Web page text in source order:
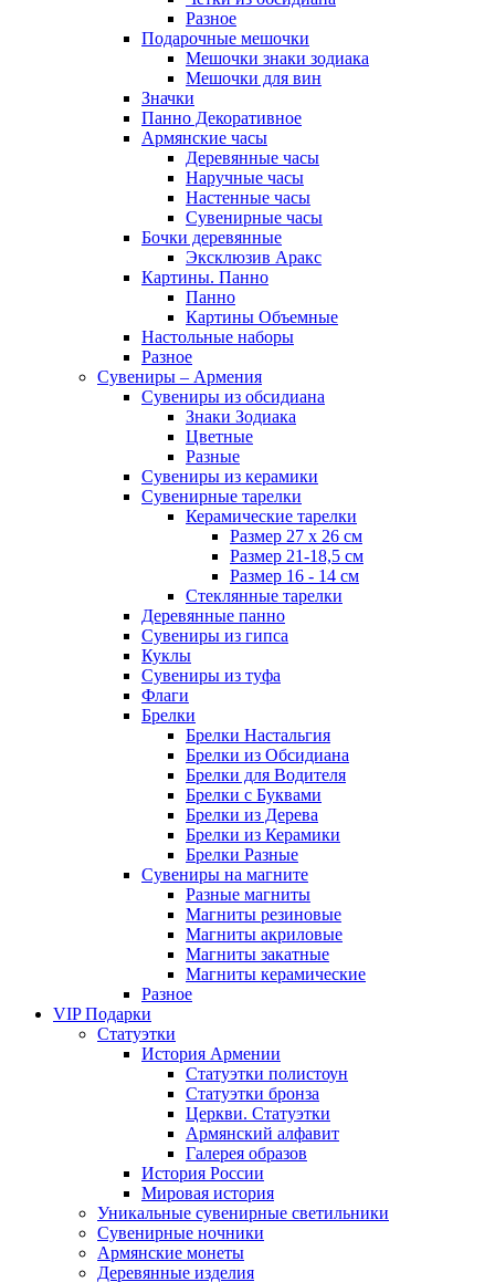
Разное
Подарочные мешочки
Мешочки знаки зодиака
Мешочки для вин
Значки
Панно Декоративное
Армянские часы
Деревянные часы
Наручные часы
Настенные часы
Сувенирные часы
Бочки деревянные
Эксклюзив Аракс
Картины. Панно
Панно
Картины Объемные
Настольные наборы
Разное
Сувениры – Армения
Сувениры из обсидиана
Знаки Зодиака
Цветные
Разные
Сувениры из керамики
Сувенирные тарелки
Керамические тарелки
Размер 27 х 26 см
Размер 21-18,5 см
Размер 16 - 14 см
Стеклянные тарелки
Деревянные панно
Сувениры из гипса
Куклы
Сувениры из туфа
Флаги
Брелки
Брелки Настальгия
Брелки из Обсидиана
Брелки для Водителя
Брелки с Буквами
Брелки из Дерева
Брелки из Керамики
Брелки Разные
Сувениры на магните
Разные магниты
Магниты резиновые
Магниты акриловые
Магниты закатные
Магниты керамические
Разное
VIP Подарки
Статуэтки
История Армении
Статуэтки полистоун
Статуэтки бронза
Церкви. Статуэтки
Армянский алфавит
Галерея образов
История России
Мировая история
Уникальные сувенирные светильники
Сувенирные ночники
Армянские монеты
Деревянные изделия